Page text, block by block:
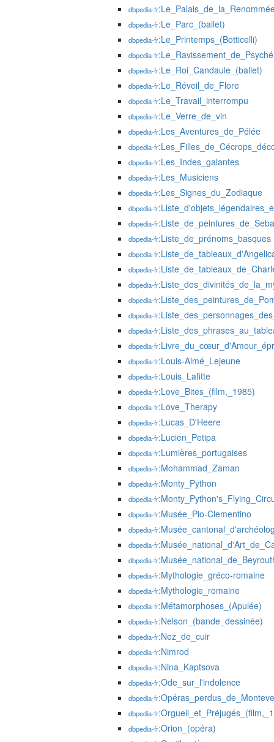
dbpedia-fr
dbpedia-fr:Le_Parc_(ballet)
dbpedia-fr:Le_Printemps_(Botticelli)
dbpedia-fr:Le_Ravissement_de_Psyché
dbpedia-fr:Le_Roi_Candaule_(ballet)
dbpedia-fr:Le_Réveil_de_Flore
dbpedia-fr:Le_Travail_interrompu
dbpedia-fr:Le_Verre_de_vin
dbpedia-fr:Les_Aventures_de_Pélée
dbpedia-fr
dbpedia-fr:Les_Indes_galantes
dbpedia-fr:Les_Musiciens
dbpedia-fr:Les_Signes_du_Zodiaque
dbpedia-fr
dbpedia-fr
dbpedia-fr:Liste_de_prénoms_basques
dbpedia-fr
dbpedia-fr
dbpedia-fr
dbpedia-fr
dbpedia-fr
dbpedia-fr
dbpedia-fr
dbpedia-fr:Louis-Aimé_Lejeune
dbpedia-fr:Louis_Lafitte
dbpedia-fr:Love_Bites_(film,_1985)
dbpedia-fr:Love_Therapy
dbpedia-fr:Lucas_D'Heere
dbpedia-fr:Lucien_Petipa
dbpedia-fr:Lumières_portugaises
dbpedia-fr:Mohammad_Zaman
dbpedia-fr:Monty_Python
dbpedia-fr
dbpedia-fr:Musée_Pio-Clementino
dbpedia-fr
dbpedia-fr
dbpedia-fr
dbpedia-fr:Mythologie_gréco-romaine
dbpedia-fr:Mythologie_romaine
dbpedia-fr:Métamorphoses_(Apulée)
dbpedia-fr:Nelson_(bande_dessinée)
dbpedia-fr:Nez_de_cuir
dbpedia-fr:Nimrod
dbpedia-fr:Nina_Kaptsova
dbpedia-fr:Ode_sur_l'indolence
dbpedia-fr
dbpedia-fr
dbpedia-fr:Orion_(opéra)